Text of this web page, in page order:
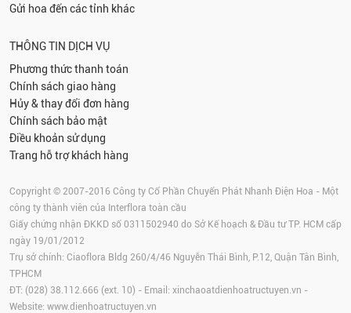
Gửi hoa đến các tỉnh khác
THÔNG TIN DỊCH VỤ
Phương thức thanh toán
Chính sách giao hàng
Hủy & thay đổi đơn hàng
Chính sách bảo mật
Điều khoản sử dụng
Trang hỗ trợ khách hàng
Copyright © 2007-2016 Công ty Cổ Phần Chuyển Phát Nhanh Điện Hoa - Một
công ty thành viên của Interflora toàn cầu
Giấy chứng nhận ĐKKD số 0311502940 do Sở Kế hoạch & Đầu tư TP. HCM cấp
ngày 19/01/2012
Trụ sở chính: Ciaoflora Bldg 260/4/46 Nguyễn Thái Bình, P.12, Quận Tân Bình,
TPHCM
ĐT: (028) 38.112.666 (ext. 10) - Email: xinchaoatdienhoatructuyen.vn -
Website: www.dienhoatructuyen.vn